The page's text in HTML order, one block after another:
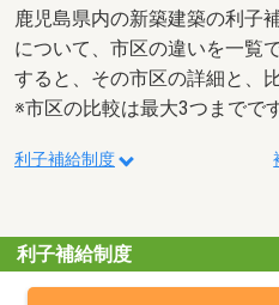
鹿児島県内の新築建築の利子
について、市区の違いを一覧
すると、その市区の詳細と、
※市区の比較は最大3つまでです
利子補給制度
利子補給制度